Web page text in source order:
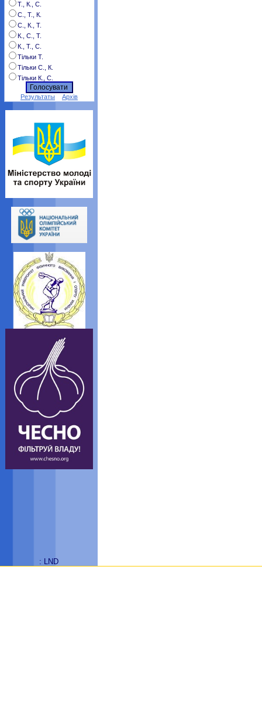
Т., К., С.
С., Т., К.
С., К., Т.
К., С., Т.
К., Т., С.
Тільки Т.
Тільки С., К.
Тільки К., С.
Результаты Архів
: LND